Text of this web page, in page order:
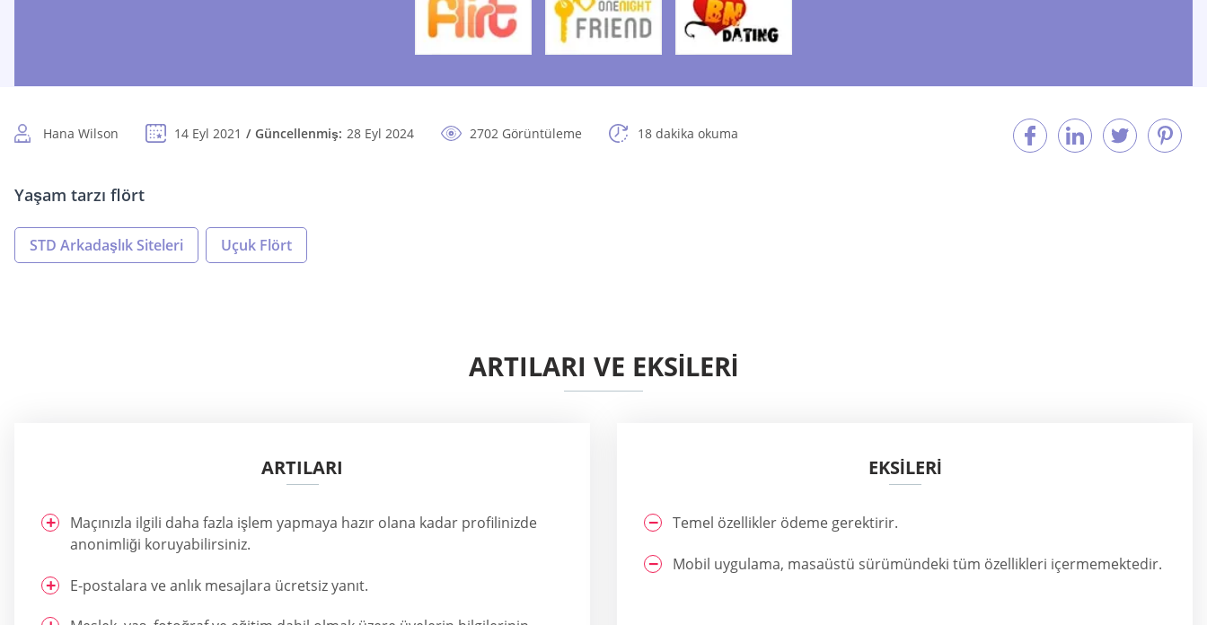
Hana Wilson 14 Eyl 2021 Güncellenmiş: 28 Eyl 2024 2702 Görüntüleme 18 dakika okuma
Yaşam tarzı flört
STD Arkadaşlık Siteleri Uçuk Flört
ARTILARI VE EKSİLERİ
ARTILARI
Maçınızla ilgili daha fazla işlem yapmaya hazır olana kadar profilinizde
anonimliği koruyabilirsiniz.
E-postalara ve anlık mesajlara ücretsiz yanıt.
EKSİLERİ
Temel özellikler ödeme gerektirir.
Mobil uygulama, masaüstü sürümündeki tüm özellikleri içermemektedir.